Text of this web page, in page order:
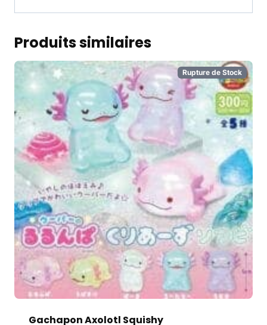
Produits similaires
Rupture de Stock
Gachapon Axolotl Squishy